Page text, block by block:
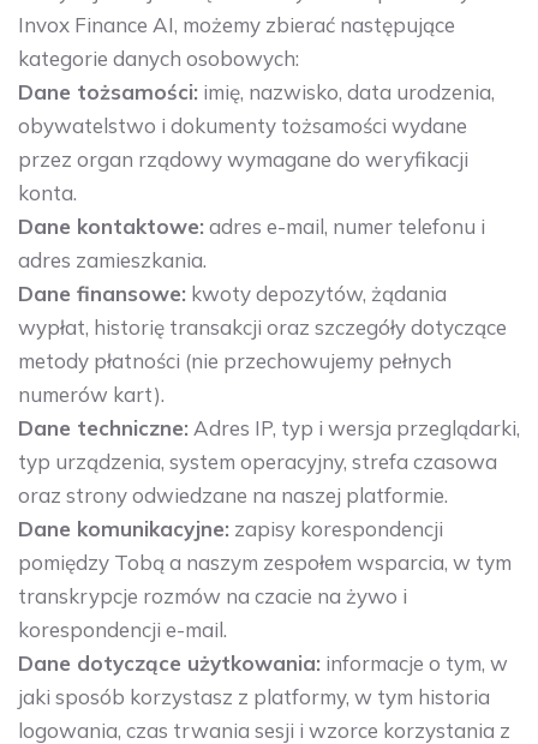
Invox Finance AI, możemy zbierać następujące
kategorie danych osobowych:
Dane tożsamości: imię, nazwisko, data urodzenia,
obywatelstwo i dokumenty tożsamości wydane
przez organ rządowy wymagane do weryfikacji
konta.
Dane kontaktowe: adres e-mail, numer telefonu i
adres zamieszkania.
Dane finansowe: kwoty depozytów, żądania
wypłat, historię transakcji oraz szczegóły dotyczące
metody płatności (nie przechowujemy pełnych
numerów kart).
Dane techniczne: Adres IP, typ i wersja przeglądarki,
typ urządzenia, system operacyjny, strefa czasowa
oraz strony odwiedzane na naszej platformie.
Dane komunikacyjne: zapisy korespondencji
pomiędzy Tobą a naszym zespołem wsparcia, w tym
transkrypcje rozmów na czacie na żywo i
korespondencji e-mail.
Dane dotyczące użytkowania: informacje o tym, w
jaki sposób korzystasz z platformy, w tym historia
logowania, czas trwania sesji i wzorce korzystania z